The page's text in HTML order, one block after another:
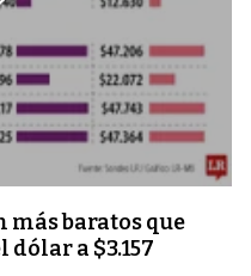
más baratos que
a $3.157